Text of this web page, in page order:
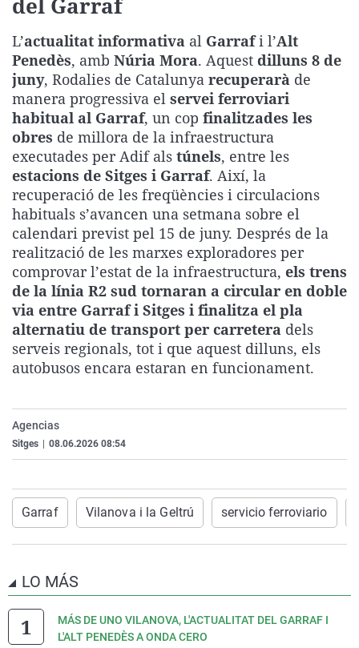
Gente viajera
Como el perro y el
Retornados
Equipo de
Operación Viuda
Galicia
La Rioja
Navarra
País Vasco
Televisión
Elecciones
L’actualitat informativa al Garrafi l’Alt
Penedès, amb Núria Mora. Aquest dilluns 8 de
juny, Rodalies de Catalunya recuperarà de
manera progressiva el servei ferroviari
habitual al Garraf, un cop finalitzades les
obres de millora de la infraestructura
executades per Adif als túnels, entre les
estacions de Sitges i Garraf. Així, la
recuperació de les freqüències i circulacions
habituals s’avancen una setmana sobre el
calendari previst pel 15 de juny. Després de la
realització de les marxes exploradores per
comprovar l’estat de la infraestructura, els trens
de la línia R2 sud tornaran a circular en doble
via entre Garraf i Sitges i finalitza el pla
alternatiu de transport per carretera dels
serveis regionals, tot i que aquest dilluns, els
autobusos encara estaran en funcionament.
Agencias
Sitges 08.06.2026 08:54
Garraf Vilanova i la Geltrú servicio ferroviario
LO MÁS
MÁS DE UNO VILANOVA, L'ACTUALITAT DEL GARRAF I
L'ALT PENEDÈS A ONDA CERO